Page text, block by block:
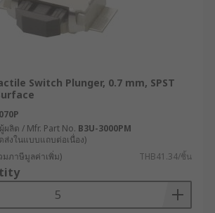
รือไม่ เพื่อให้มั่นใจว่าสวิตช์
นได้อย่างมีประสิทธิภาพและ
เพิ่มเติม : สวิตช์บางรุ่นมาพร้อม
ศษ เช่น การส่องสว่าง ปุ่มสำหรับ
งค่าพิเศษ ที่ช่วยเพิ่มประสิทธิภาพ
ะความสะดวกในการควบคุมได้ดี
Tactile Electronic
คาโรงงาน
บสากล
Switch Plunger, 0.7 mm, SPST
ลิต / Mfr. Part No. B3U-3000PM
ส่งในแบบแถบต่อเนื่อง)
มภาษีมูลค่าเพิ่ม) THB41.34/ชิ้น